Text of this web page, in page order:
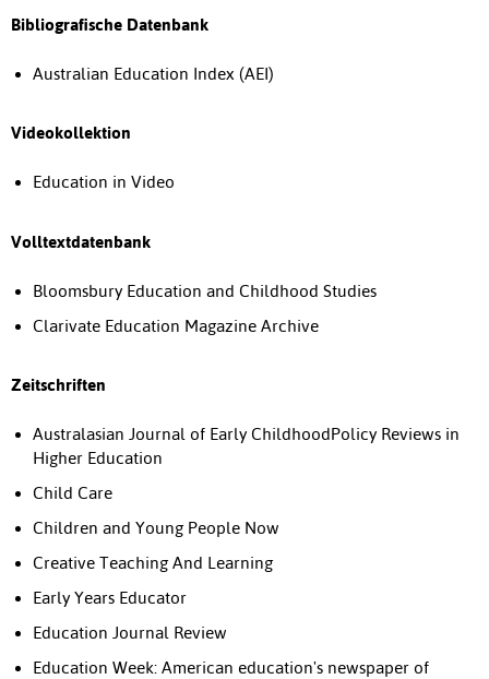
Bibliografische Datenbank
Australian Education Index (AEI)
Videokollektion
Education in Video
Volltextdatenbank
Bloomsbury Education and Childhood Studies
Clarivate Education Magazine Archive
Zeitschriften
Australasian Journal of Early ChildhoodPolicy Reviews in
Higher Education
Child Care
Children and Young People Now
Creative Teaching And Learning
Early Years Educator
Education Journal Review
Education Week: American education's newspaper of